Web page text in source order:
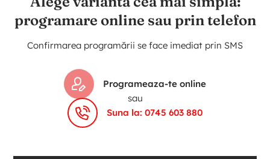
programare online sau prin telefon
Confirmarea programării se face imediat prin SMS
Programeaza-te online
sau
Suna la: 0745 603 880